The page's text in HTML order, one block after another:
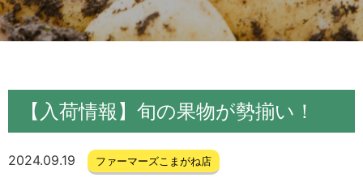
【入荷情報】旬の果物が勢揃い！
2024.09.19 ファーマーズこまがね店